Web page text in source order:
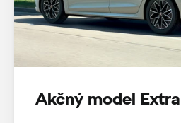
Akčný model Extra